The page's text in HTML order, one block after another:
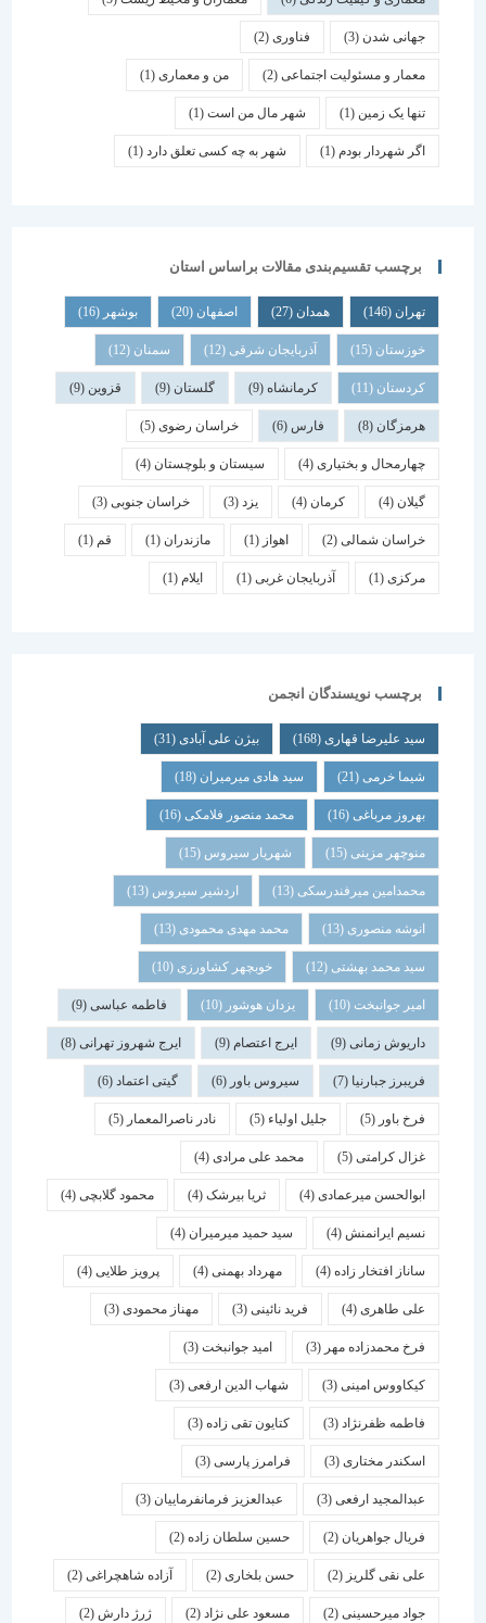
جهانی شدن(3) فناوری (2)
معمار و مسئولیت اجتماعی (2) من و معماری (1)
تنها یک زمین(1) شهر مال من است(1)
اگر شهردار بودم (1) شهر به چه کسی تعلق دارد(1)
برچسب تقسیم‌بندی مقالات براساس استان
همدان اصفهان (20) بوشهر
خوزستان(15) آذربایجان شرقی(12) سمنان (12)
کردستان(11) کرمانشاه(9) گلستان (9) قزوین
هرمزگان(8) فارس خراسان رضوی(5)
چهارمحال و بختیاری (4) سیستان و بلوچستان(4)
کرمان یزد خراسان جنوبی(3)
خراسان شمالی(2) اهواز مازندران(1) قم
(1) آذربایجان غربی(1) ایلام
برچسب نویسندگان انجمن
سید علیرضا قهاری(168) بیژن علی آبادی(31)
شیما خرمی(21) سید هادی میرمیران(18)
بهروز مرباغی (16) محمد منصور فلامکی (16)
منوچهر مزینی(15) شهریار سیروس(15)
محمدامین میرفندرسکی(13) اردشیر سیروس(13)
انوشه منصوری(13) محمد مهدی محمودی(13)
سید محمد بهشتی(12) خوبچهر کشاورزی(10)
امیر جوانبخت(10) یزدان هوشور(10) فاطمه عباسی(9)
داریوش زمانی(9) ایرج اعتصام(9) ایرج شهروز تهرانی(8)
فریبرز جبارنیا(7) سیروس باور(6) گیتی اعتماد(6)
فرخ باور(5) جلیل اولیاء(5) نادر ناصرالمعمار (5)
غزال کرامتی(5) محمد علی مرادی(4)
ابوالحسن میرعمادی(4) ثریا بیرشک(4) محمود گلابچی(4)
نسیم ایرانمنش(4) سید حمید میرمیران(4)
ساناز افتخار زاده(4) مهرداد بهمنی (4) پرویز طلایی(4)
علی طاهری(4) فرید نائینی(3) مهناز محمودی(3)
فرخ محمدزاده مهر(3) امید جوانبخت(3)
کیکاووس امینی(3) شهاب الدین ارفعی(3)
فاطمه ظفرنژاد(3) کتایون تقی زاده(3)
اسكندر مختاری (3) فرامرز پارسی(3)
عبدالمجید ارفعی(3) عبدالعزیز فرمانفرماییان(3)
فریال جواهریان(2) حسین سلطان زاده(2)
علی نقی گلریز(2) حسن بلخاری(2) آزاده شاهچراغی(2)
جواد میرحسینی(2) مسعود علی نژاد(2) ژرژ دارش (2)